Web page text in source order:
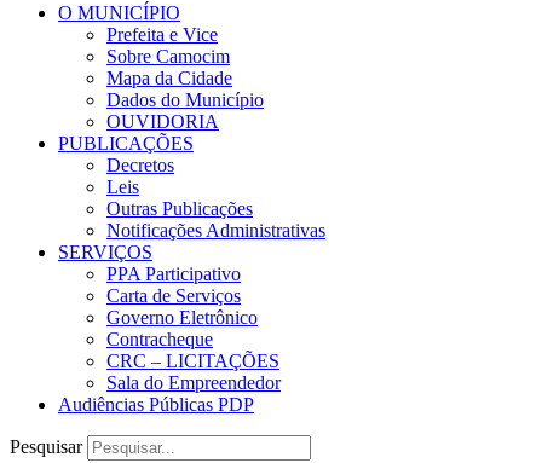
O MUNICÍPIO
Prefeita e Vice
Sobre Camocim
Mapa da Cidade
Dados do Município
OUVIDORIA
PUBLICAÇÕES
Decretos
Leis
Outras Publicações
Notificações Administrativas
SERVIÇOS
PPA Participativo
Carta de Serviços
Governo Eletrônico
Contracheque
CRC – LICITAÇÕES
Sala do Empreendedor
Audiências Públicas PDP
Pesquisar